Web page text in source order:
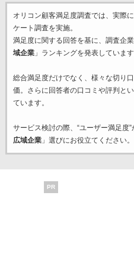
オリコン顧客満足度調査では、実際
ケート調査を実施。
満足度に関する回答を基に、調査企業
域企業」ランキングを発表しています
総合満足度だけでなく、様々な切り口
価。さらに回答者の口コミや評判と
ています。
サービス検討の際、“ユーザー満足度
広域企業」選びにお役立てください。
PR